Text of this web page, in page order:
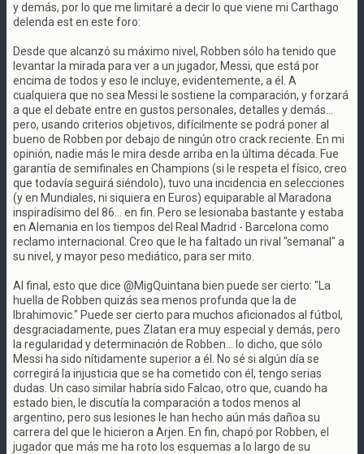
y demás, por lo que me limitaré a decir lo que viene mi Carthago
delenda est en este foro:
Desde que alcanzó su máximo nivel, Robben sólo ha tenido que
levantar la mirada para ver a un jugador, Messi, que está por
encima de todos y eso le incluye, evidentemente, a él. A
cualquiera que no sea Messi le sostiene la comparación, y forzará
a que el debate entre en gustos personales, detalles y demás...
pero, usando criterios objetivos, difícilmente se podrá poner al
bueno de Robben por debajo de ningún otro crack reciente. En mi
opinión, nadie más le mira desde arriba en la última década. Fue
garantía de semifinales en Champions (si le respeta el físico, creo
que todavía seguirá siéndolo), tuvo una incidencia en selecciones
(y en Mundiales, ni siquiera en Euros) equiparable al Maradona
inspiradísimo del 86... en fin. Pero se lesionaba bastante y estaba
en Alemania en los tiempos del Real Madrid - Barcelona como
reclamo internacional. Creo que le ha faltado un rival "semanal" a
su nivel, y mayor peso mediático, para ser mito.
Al final, esto que dice @MigQuintana bien puede ser cierto: "La
huella de Robben quizás sea menos profunda que la de
Ibrahimovic." Puede ser cierto para muchos aficionados al fútbol,
desgraciadamente, pues Zlatan era muy especial y demás, pero
la regularidad y determinación de Robben... lo dicho, que sólo
Messi ha sido nítidamente superior a él. No sé si algún día se
corregirá la injusticia que se ha cometido con él, tengo serias
dudas. Un caso similar habría sido Falcao, otro que, cuando ha
estado bien, le discutía la comparación a todos menos al
argentino, pero sus lesiones le han hecho aún más dañoa su
carrera del que le hicieron a Arjen. En fin, chapó por Robben, el
jugador que más me ha roto los esquemas a lo largo de su